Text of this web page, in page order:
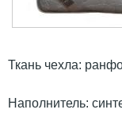
Ткань чехла:
Наполнитель: